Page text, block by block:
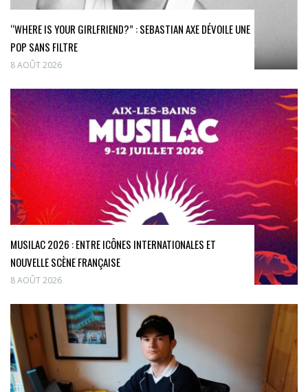
“WHERE IS YOUR GIRLFRIEND?” : SEBASTIAN AXE DÉVOILE UNE
POP SANS FILTRE
8 AOÛT 2026
MUSILAC 2026 : ENTRE ICÔNES INTERNATIONALES ET
NOUVELLE SCÈNE FRANÇAISE
8 AOÛT 2026